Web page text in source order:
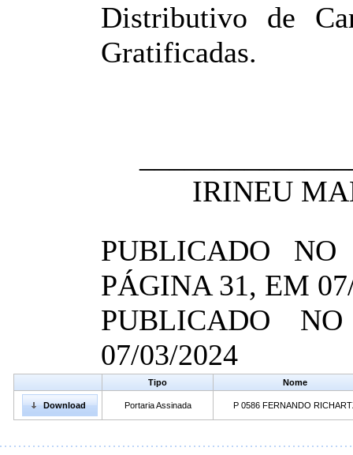
Distributivo de
Gratificadas.
IRINEU
PUBLICADO
PÁGINA 31, EM
PUBLICADO
07/03/2024
Tipo Nome
Download Portaria Assinada P 0586 FERNANDO